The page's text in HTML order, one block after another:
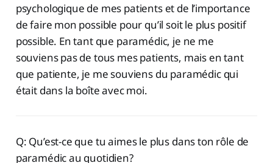
psychologique de mes patients et de l’importance
de faire mon possible pour qu’il soit le plus positif
possible. En tant que paramédic, je ne me
souviens pas de tous mes patients, mais en tant
que patiente, je me souviens du paramédic qui
était dans la boîte avec moi.
Q: Qu’est-ce que tu aimes le plus dans ton rôle de
paramédic au quotidien?